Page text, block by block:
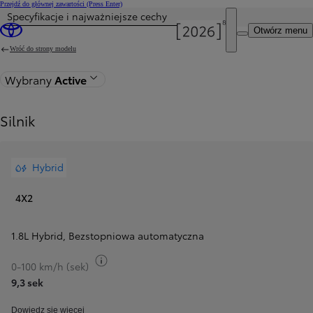
Przejdź do głównej zawartości (Press Enter)
Otwórz menu
Cena została zaktualizowana Cena Twojej konfiguracji została zmieniona na 121 400 zł.
Specyfikacje i najważniejsze cechy
Wróć do strony modelu
Wybrany Active
Silnik
Hybrid
4X2
1.8L Hybrid, Bezstopniowa automatyczna
0-100 km/h (sek)
9,3 sek
Dowiedz się więcej